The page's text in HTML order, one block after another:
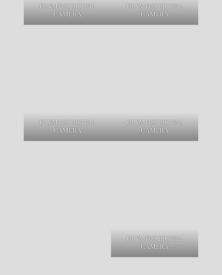
OLYMPUS DIGITAL
CAMERA
OLYMPUS DIGITAL
CAMERA
OLYMPUS DIGITAL
CAMERA
OLYMPUS DIGITAL
CAMERA
OLYMPUS DIGITAL
CAMERA